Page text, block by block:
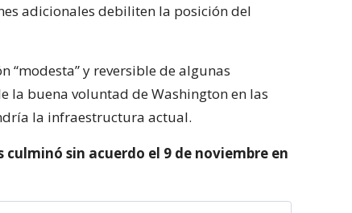
adicionales debiliten la posición del
“modesta” y reversible de algunas
la buena voluntad de Washington en las
la infraestructura actual.
sin acuerdo el 9 de noviembre en